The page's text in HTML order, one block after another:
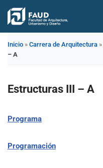
Saltar
contenido
Inicio » Carrera de Arquitectura »
– A
Estructuras III – A
Programa
Programación